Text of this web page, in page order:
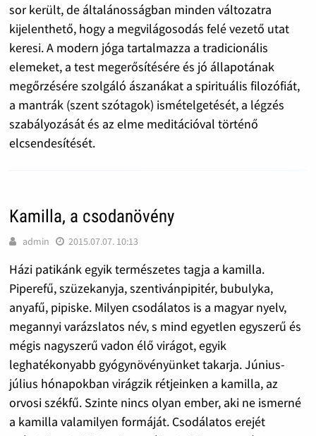
sor került, de általánosságban minden változatra
kijelenthető, hogy a megvilágosodás felé vezető utat
keresi. A modern jóga tartalmazza a tradicionális
elemeket, a test megerősítésére és jó állapotának
megőrzésére szolgáló ászanákat a spirituális filozófiát,
a mantrák (szent szótagok) ismételgetését, a légzés
szabályozását és az elme meditációval történő
elcsendesítését.
Kamilla, a csodanövény
admin 2015.07.07. 10:13
Házi patikánk egyik természetes tagja a kamilla.
Piperefű, szüzekanyja, szentivánpipitér, bubulyka,
anyafű, pipiske. Milyen csodálatos is a magyar nyelv,
megannyi varázslatos név, s mind egyetlen egyszerű és
mégis nagyszerű vadon élő virágot, egyik
leghatékonyabb gyógynövényünket takarja. Június-
július hónapokban virágzik rétjeinken a kamilla, az
orvosi székfű. Szinte nincs olyan ember, aki ne ismerné
a kamilla valamilyen formáját. Csodálatos erejét